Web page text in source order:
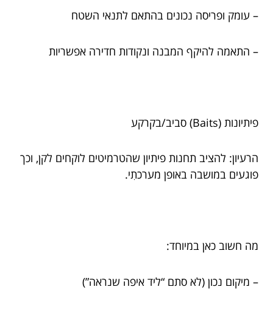
– עומק ופריסה נכונים בהתאם לתנאי השטח
– התאמה להיקף המבנה ונקודות חדירה אפשריות
פיתיונות (Baits) סביב/בקרקע
הרעיון: להציב תחנות פיתיון שהטרמיטים לוקחים לקן, וכך
פוגעים במושבה באופן מערכתִי.
מה חשוב כאן במיוחד:
– מיקום נכון (לא סתם “ליד איפה שנראה”)